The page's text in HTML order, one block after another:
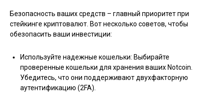
Безопасность ваших средств – главный приоритет при
стейкинге криптовалют. Вот несколько советов, чтобы
обезопасить ваши инвестиции:
Используйте надежные кошельки: Выбирайте
проверенные кошельки для хранения ваших Notcoin.
Убедитесь, что они поддерживают двухфакторную
аутентификацию (2FA).